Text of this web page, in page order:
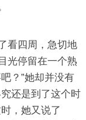
四周，急切地
光停留在一个熟
？”她却并没有
还是到了这个时
，她又说了